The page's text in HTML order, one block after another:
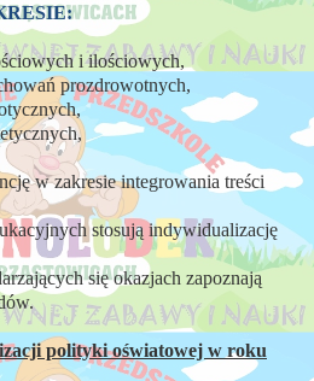
i ilościowych,
prozdrowotnych,
w zakresie integrowania treści
stosują indywidualizację
się okazjach zapoznają
polityki oświatowej w roku